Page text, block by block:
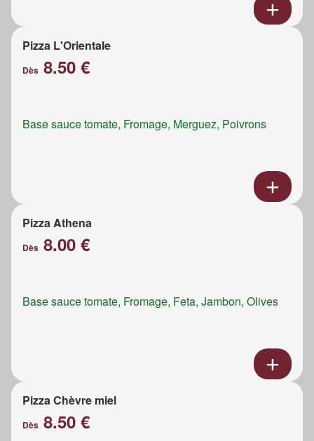
Pizza L'Orientale
Dès 8.50 €
Base sauce tomate, Fromage, Merguez, Poivrons
Pizza Athena
Dès 8.00 €
Base sauce tomate, Fromage, Feta, Jambon, Olives
Pizza Chèvre miel
Dès 8.50 €